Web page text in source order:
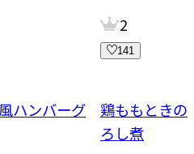
ハンバーグ
2
141
鶏ももときの
ろし煮